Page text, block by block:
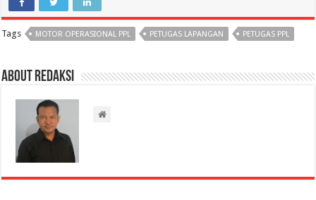
Tags MOTOR OPERASIONAL PPL PETUGAS LAPANGAN PETUGAS PPL
About Redaksi